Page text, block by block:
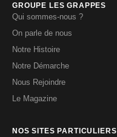
GROUPE LES GRAPPES
Qui sommes-nous ?
On parle de nous
Notre Histoire
Notre Démarche
Nous Rejoindre
Le Magazine
NOS SITES PARTICULIERS